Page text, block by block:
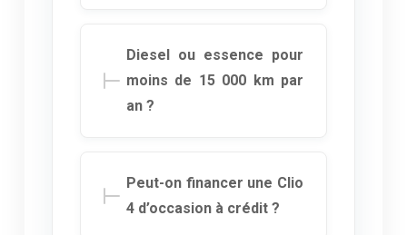
Diesel ou essence pour
moins de 15 000 km par
an ?
Peut-on financer une Clio
4 d’occasion à crédit ?